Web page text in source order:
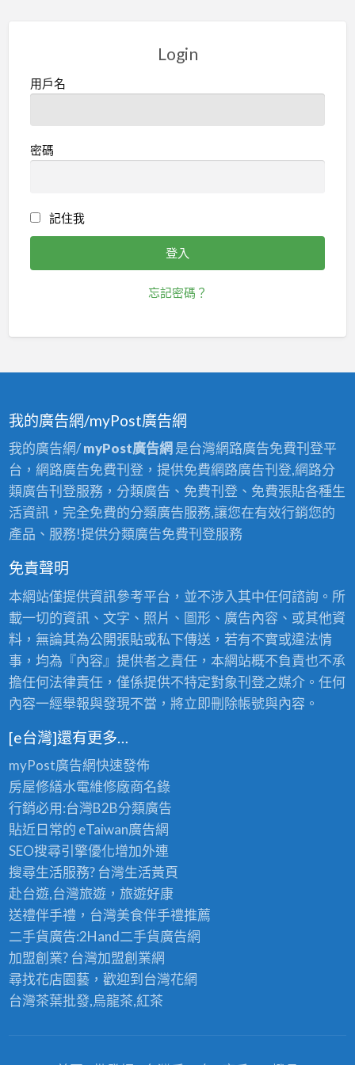
Login
用戶名
密碼
記住我
忘記密碼？
我的廣告網/myPost廣告網
我的廣告網/myPost廣告網 是台灣網路廣告免費刊登平
台，網路廣告免費刊登，提供免費網路廣告刊登,網路分
類廣告刊登服務，分類廣告、免費刊登、免費張貼各種生
活資訊，完全免費的分類廣告服務,讓您在有效行銷您的
產品、服務!提供分類廣告免費刊登服務
免責聲明
本網站僅提供資訊參考平台，並不涉入其中任何諮詢。所
載一切的資訊、文字、照片、圖形、廣告內容、或其他資
料，無論其為公開張貼或私下傳送，若有不實或違法情
事，均為『內容』提供者之責任，本網站概不負責也不承
擔任何法律責任，僅係提供不特定對象刊登之媒介。任何
內容一經舉報與發現不當，將立即刪除帳號與內容。
[e台灣]還有更多…
myPost廣告網快速發佈
房屋修繕水電維修廠商名錄
行銷必用:台灣B2B分類廣告
貼近日常的 eTaiwan廣告網
SEO搜尋引擎優化增加外連
搜尋生活服務? 台灣生活黃頁
赴台遊,台灣旅遊，旅遊好康
送禮伴手禮，台灣美食伴手禮推薦
二手貨廣告:2Hand二手貨廣告網
加盟創業? 台灣加盟創業網
尋找花店園藝，歡迎到 台灣花網
台灣茶葉批發,烏龍茶,紅茶